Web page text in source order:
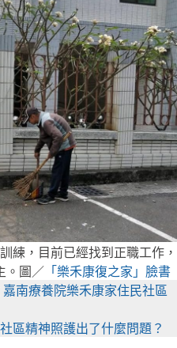
練，目前已經找到正職工作，
。圖／ 「樂禾康復之家」臉書
南療養院樂禾康家住民社區
區精神照護出了什麼問題？